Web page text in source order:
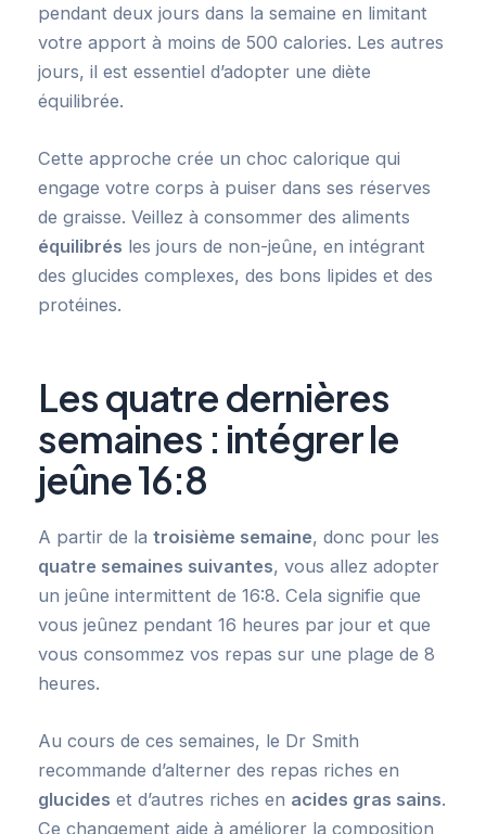
pendant deux jours dans la semaine en limitant
votre apport à moins de 500 calories. Les autres
jours, il est essentiel d’adopter une diète
équilibrée.
Cette approche crée un choc calorique qui
engage votre corps à puiser dans ses réserves
de graisse. Veillez à consommer des aliments
équilibrés les jours de non-jeûne, en intégrant
des glucides complexes, des bons lipides et des
protéines.
Les quatre dernières
semaines : intégrer le
jeûne 16:8
A partir de la troisième semaine, donc pour les
quatre semaines suivantes, vous allez adopter
un jeûne intermittent de 16:8. Cela signifie que
vous jeûnez pendant 16 heures par jour et que
vous consommez vos repas sur une plage de 8
heures.
Au cours de ces semaines, le Dr Smith
recommande d’alterner des repas riches en
glucides et d’autres riches en acides gras sains.
Ce changement aide à améliorer la composition